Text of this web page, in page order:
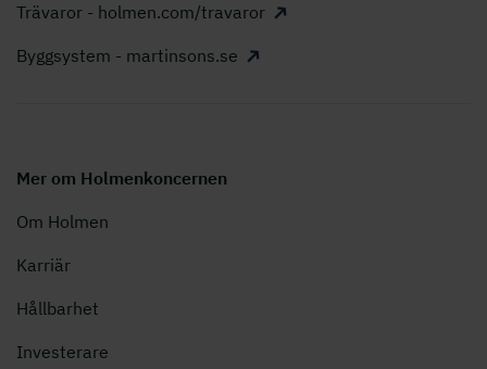
Trävaror - holmen.com/travaror
Byggsystem - martinsons.se
Mer om Holmenkoncernen
Om Holmen
Karriär
Hållbarhet
Investerare